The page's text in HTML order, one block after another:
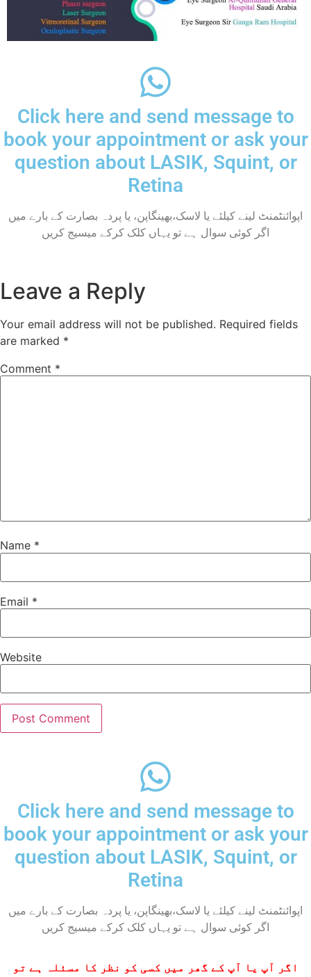
Click here and send message to
book your appointment or ask your
question about LASIK, Squint, or
Retina
اپوائنٹمنٹ لینے کیلئے یا لاسک،بھینگاپن، یا پردہ بصارت کے بارے میں
اگر کوئی سوال ہے تو یہاں کلک کرکے میسیج کریں
Leave a Reply
Your email address will not be published. Required fields
are marked *
Comment *
Name *
Email *
Website
Click here and send message to
book your appointment or ask your
question about LASIK, Squint, or
Retina
اپوائنٹمنٹ لینے کیلئے یا لاسک،بھینگاپن، یا پردہ بصارت کے بارے میں
اگر کوئی سوال ہے تو یہاں کلک کرکے میسیج کریں
اگر آپ یا آپ کے گھر میں کسی کو نظر کا مسئلہ ہے تو